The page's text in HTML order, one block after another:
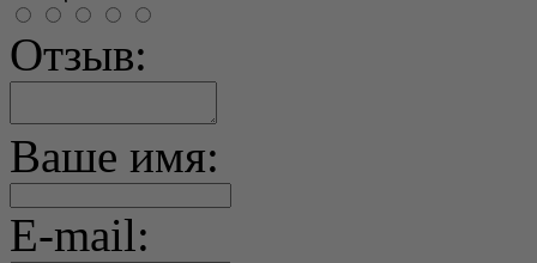
Отзыв:
Ваше имя:
E-mail: